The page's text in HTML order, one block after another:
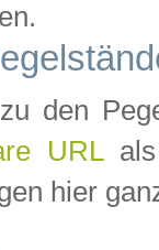
den
URLals
hier